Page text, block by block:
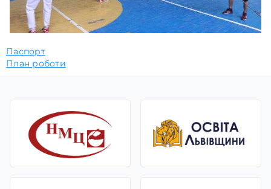
Паспорт
План роботи